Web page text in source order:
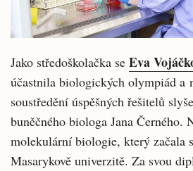
Jako středoškolačka se Eva
účastnila biologických olympiád a
soustředění úspěšných řešitelů
buněčného biologa Jana
molekulární biologie, který začala
Masarykově univerzitě. Za svou